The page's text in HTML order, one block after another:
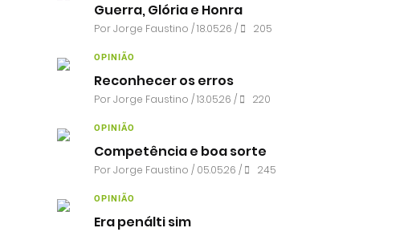
Guerra, Glória e Honra
PorJorge Faustino / 18.05.26 / 205
OPINIÃO
Reconhecer os erros
PorJorge Faustino / 13.05.26 / 220
OPINIÃO
Competência e boa sorte
PorJorge Faustino / 05.05.26 / 245
OPINIÃO
Era penálti sim